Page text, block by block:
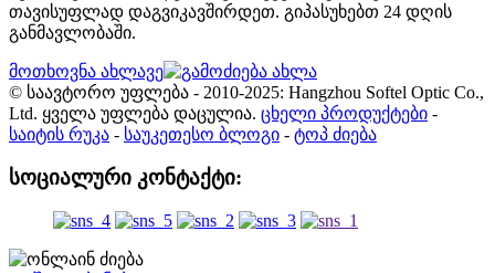
თავისუფლად დაგვიკავშირდეთ. გიპასუხებთ 24 დღის
განმავლობაში.
მოთხოვნა ახლავე
© საავტორო უფლება - 2010-2025: Hangzhou Softel Optic Co.,
Ltd. ყველა უფლება დაცულია. ცხელი პროდუქტები -
საიტის რუკა - საუკეთესო ბლოგი - ტოპ ძიება
სოციალური კონტაქტი: